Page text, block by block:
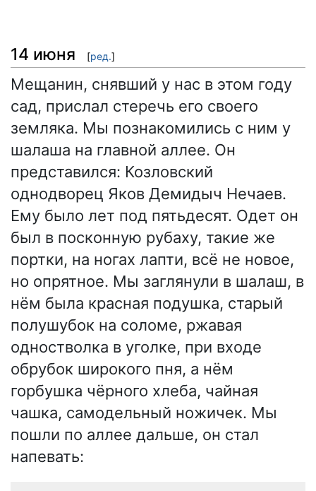
14 июня [ред.]
Мещанин, снявший у нас в этом году
сад, прислал стеречь его своего
земляка. Мы познакомились с ним у
шалаша на главной аллее. Он
представился: Козловский
однодворец Яков Демидыч Нечаев.
Ему было лет под пятьдесят. Одет он
был в посконную рубаху, такие же
портки, на ногах лапти, всё не новое,
но опрятное. Мы заглянули в шалаш, в
нём была красная подушка, старый
полушубок на соломе, ржавая
одностволка в уголке, при входе
обрубок широкого пня, а нём
горбушка чёрного хлеба, чайная
чашка, самодельный ножичек. Мы
пошли по аллее дальше, он стал
напевать: